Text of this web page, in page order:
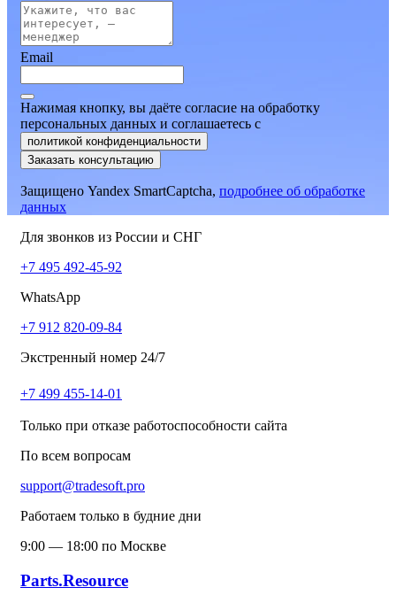
Email
Нажимая кнопку, вы даёте согласие на обработку
персональных данных и соглашаетесь c
политикой конфиденциальности
Заказать консультацию
Защищено Yandex SmartCaptcha, подробнее об обработке
данных
Для звонков из России и СНГ
+7 495 492-45-92
WhatsApp
+7 912 820-09-84
Экстренный номер 24/7
+7 499 455-14-01
Только при отказе работоспособности сайта
По всем вопросам
support@tradesoft.pro
Работаем только в будние дни
9:00 — 18:00 по Москве
Parts.Resource